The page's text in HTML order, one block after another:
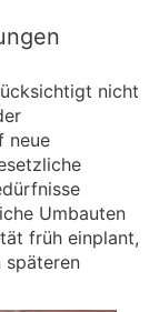
nicht
neue
Umbauten
früh einplant,
späteren